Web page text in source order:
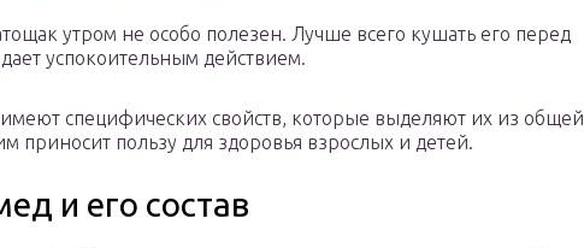
утром не особо полезен. Лучше всего кушать его перед
успокоительным действием.
специфических свойств, которые выделяют их из общей
приносит пользу для здоровья взрослых и детей.
и его состав